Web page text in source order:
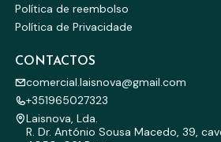
Política de reembolso
Política de Privacidade
CONTACTOS
comercial.laisnova@gmail.com
+351965027323
Laisnova, Lda.
R. Dr. António Sousa Macedo, 39,